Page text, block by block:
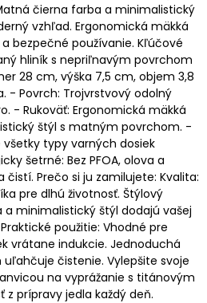
čierna farba a minimalistický
vzhľad. Ergonomická mäkká
bezpečné používanie. Kľúčové
hliník s nepriľnavým povrchom
28 cm, výška 7,5 cm, objem 3,8
- Povrch: Trojvrstvový odolný
- Rukoväť: Ergonomická mäkká
štýl s matným povrchom. -
typy varných dosiek
šetrné: Bez PFOA, olova a
čistí. Prečo si ju zamilujete: Kvalita:
pre dlhú životnosť. Štýlový
minimalistický štýl dodajú vašej
použitie: Vhodné pre
vrátane indukcie. Jednoduchá
čistenie. Vylepšite svoje
na vyprážanie s titánovým
prípravy jedla každý deň.